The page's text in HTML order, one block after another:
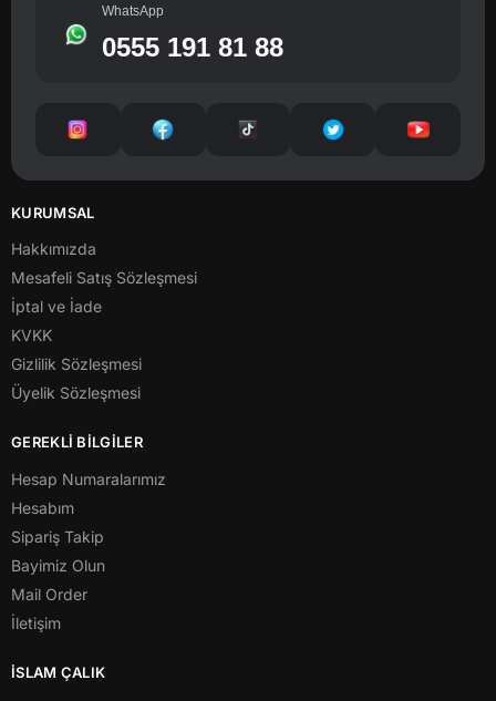
WhatsApp
0555 191 81 88
KURUMSAL
Hakkımızda
Mesafeli Satış Sözleşmesi
İptal ve İade
KVKK
Gizlilik Sözleşmesi
Üyelik Sözleşmesi
GEREKLİ BİLGİLER
Hesap Numaralarımız
Hesabım
Sipariş Takip
Bayimiz Olun
Mail Order
İletişim
İSLAM ÇALIK